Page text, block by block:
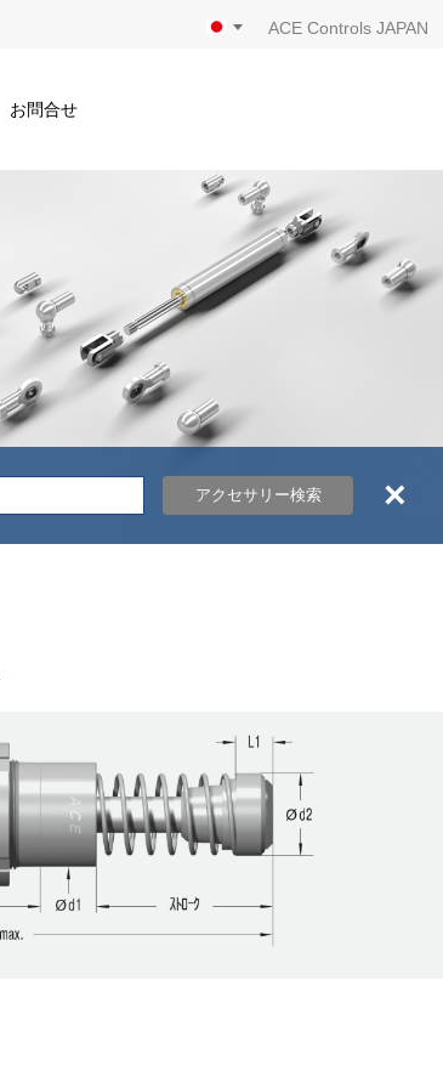
ACE Controls JAPAN
お問合せ
アクセサリー検索 ×